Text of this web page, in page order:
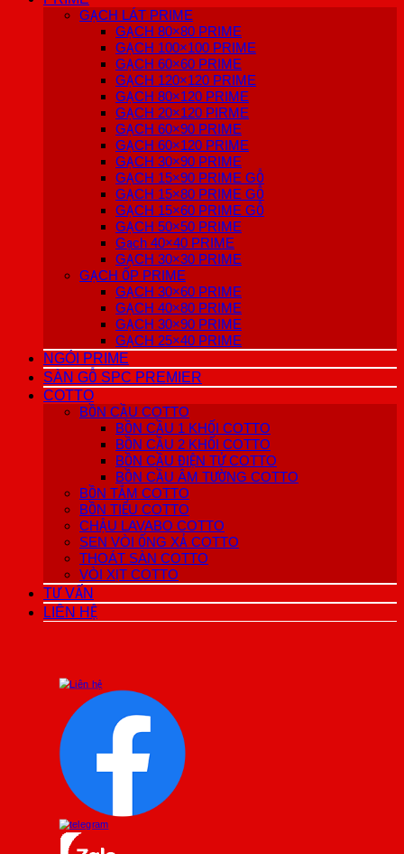
GẠCH LÁT PRIME
GẠCH 80×80 PRIME
GẠCH 100×100 PRIME
GẠCH 60×60 PRIME
GẠCH 120×120 PRIME
GẠCH 80×120 PRIME
GẠCH 20×120 PIRME
GẠCH 60×90 PRIME
GẠCH 60×120 PRIME
GẠCH 30×90 PRIME
GẠCH 15×90 PRIME GỖ
GẠCH 15×80 PRIME GỖ
GẠCH 15×60 PRIME GỖ
GẠCH 50×50 PRIME
Gạch 40×40 PRIME
GẠCH 30×30 PRIME
GẠCH ỐP PRIME
GẠCH 30×60 PRIME
GẠCH 40×80 PRIME
GẠCH 30×90 PRIME
GẠCH 25×40 PRIME
NGÓI PRIME
SÀN GỖ SPC PREMIER
COTTO
BỒN CẦU COTTO
BỒN CẦU 1 KHỐI COTTO
BỒN CẦU 2 KHỐI COTTO
BỒN CẦU ĐIỆN TỬ COTTO
BỒN CẦU ÂM TƯỜNG COTTO
BỒN TẮM COTTO
BỒN TIỂU COTTO
CHẬU LAVABO COTTO
SEN VÒI ỐNG XẢ COTTO
THOÁT SÀN COTTO
VÒI XỊT COTTO
TƯ VẤN
LIÊN HỆ